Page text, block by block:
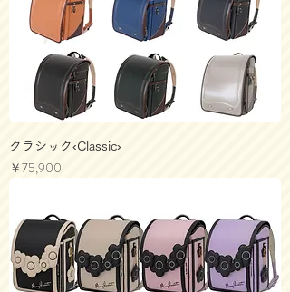
クラシック‹Classic›
価格
￥75,900